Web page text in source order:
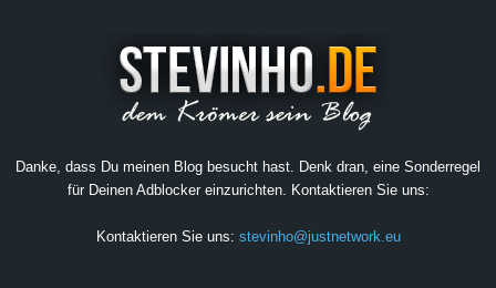
Danke, dass Du meinen Blog besucht hast. Denk dran, eine Sonderregel
für Deinen Adblocker einzurichten. Kontaktieren Sie uns:
Kontaktieren Sie uns: stevinho@justnetwork.eu